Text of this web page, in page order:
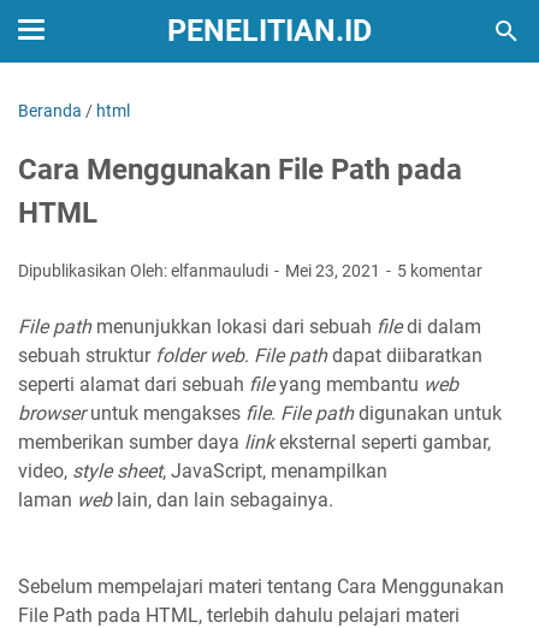
PENELITIAN.ID
Beranda / html
Cara Menggunakan File Path pada
HTML
Dipublikasikan Oleh: elfanmauludi Mei 23, 2021 5 komentar
File pathmenunjukkan lokasi dari sebuah filedi dalam
sebuah struktur folder web. File pathdapat diibaratkan
seperti alamat dari sebuah fileyang membantu web
browseruntuk mengakses file. File pathdigunakan untuk
memberikan sumber daya linkeksternal seperti gambar,
video, style sheet, JavaScript, menampilkan
laman weblain, dan lain sebagainya.
Sebelum mempelajari materi tentang Cara Menggunakan
File Path pada HTML, terlebih dahulu pelajari materi